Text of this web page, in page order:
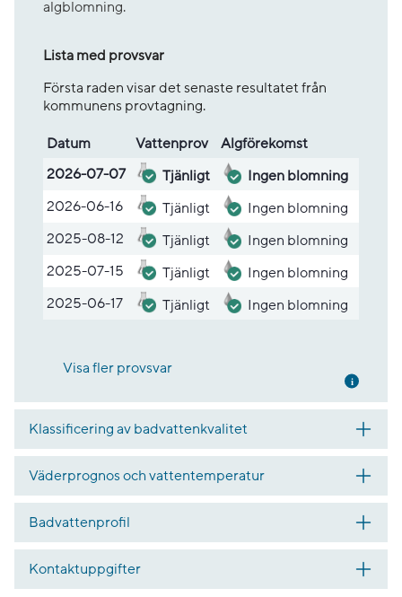
algblomning.
Lista med provsvar
Första raden visar det senaste resultatet från
kommunens provtagning.
Lista med provsvar
Datum Vatten­prov
Alg­före­komst
2026-07-07
Tjänligt
Ingen blomning
2026-06-16
Tjänligt
Ingen blomning
2025-08-12
Tjänligt
Ingen blomning
2025-07-15
Tjänligt
Ingen blomning
2025-06-17
Tjänligt Ingen blomning
Visa fler provsvar Mer
Klassificering av badvattenkvalitet
Väderprognos och vattentemperatur
Badvattenprofil
Kontaktuppgifter